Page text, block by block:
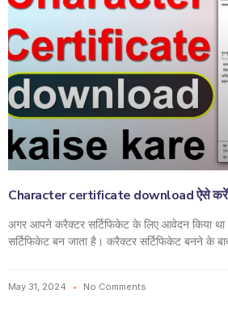
Character certificate download ऐसे करें,
अगर आपने करैक्टर सर्टिफिकेट के लिए आवेदन किया
सर्टिफिकेट बन जाता है। करैक्टर सर्टिफिकेट बनने के
May 31, 2024 No Comments